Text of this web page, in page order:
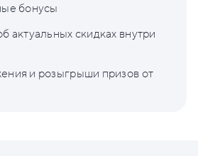
бонусы
актуальных скидках внутри
и розыгрыши призов от